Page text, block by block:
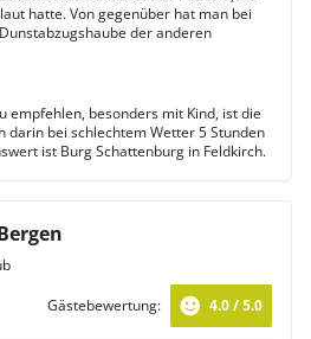
hatte. Von gegenüber hat man bei
der anderen
empfehlen, besonders mit Kind, ist die
darin bei schlechtem Wetter 5 Stunden
ist Burg Schattenburg in Feldkirch.
Gästebewertung: 4.0 / 5.0